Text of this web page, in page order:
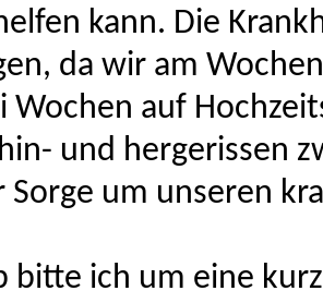
kann. Die
da wir am
Wochen auf
und hergerissen
Sorge um unseren
bitte ich um eine